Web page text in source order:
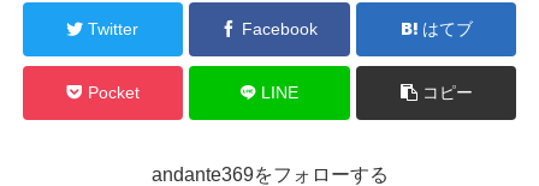
Twitter Facebook はてブ
Pocket LINE コピー
andante369をフォローする